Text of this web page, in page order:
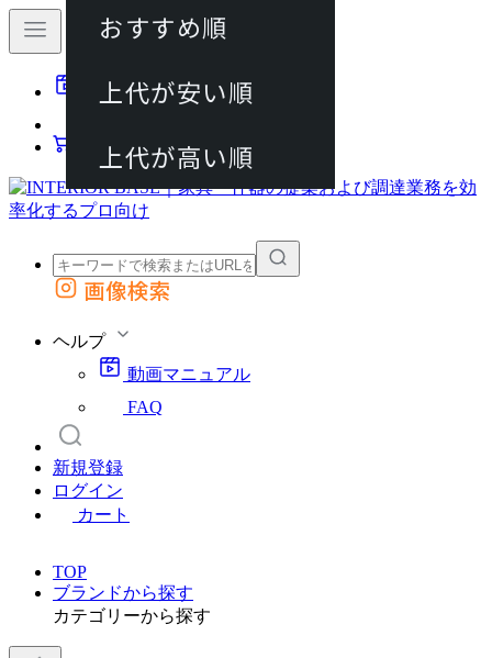
動画マニュアル
カート
外部サイトの商品をカートに追加
画像検索
ヘルプ
動画マニュアル
FAQ
新規登録
ログイン
カート
TOP
ブランドから探す
カテゴリーから探す
おすすめ順
上代が安い順
上代が高い順